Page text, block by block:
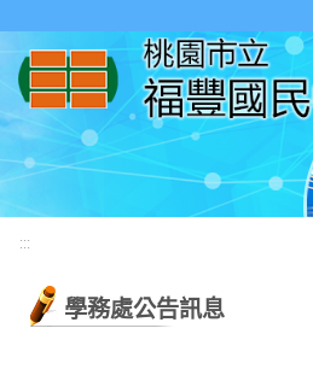
:::
學務處公告訊息